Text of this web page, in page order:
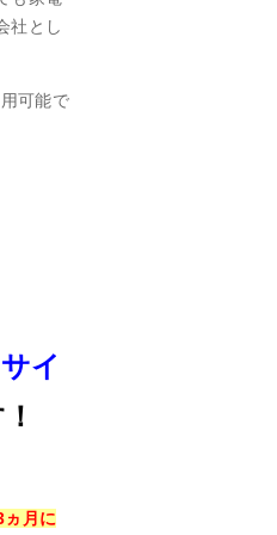
社とし
可能で
イ
月に